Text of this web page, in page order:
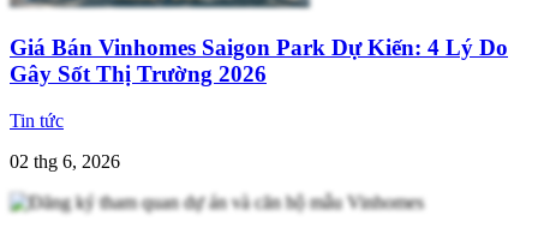
Giá Bán Vinhomes Saigon Park Dự Kiến: 4 Lý Do
Gây Sốt Thị Trường 2026
Tin tức
02 thg 6, 2026